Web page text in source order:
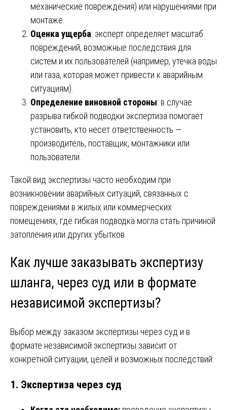
механические повреждения) или нарушениями при
монтаже.
Оценка ущерба: эксперт определяет масштаб
повреждений, возможные последствия для
систем и их пользователей (например, утечка воды
или газа, которая может привести к аварийным
ситуациям).
Определение виновной стороны: в случае
разрыва гибкой подводки экспертиза помогает
установить, кто несет ответственность —
производитель, поставщик, монтажники или
пользователи.
Такой вид экспертизы часто необходим при
возникновении аварийных ситуаций, связанных с
повреждениями в жилых или коммерческих
помещениях, где гибкая подводка могла стать причиной
затопления или других убытков.
Как лучше заказывать экспертизу
шланга, через суд или в формате
независимой экспертизы?
Выбор между заказом экспертизы через суд и в
формате независимой экспертизы зависит от
конкретной ситуации, целей и возможных последствий:
1. Экспертиза через суд